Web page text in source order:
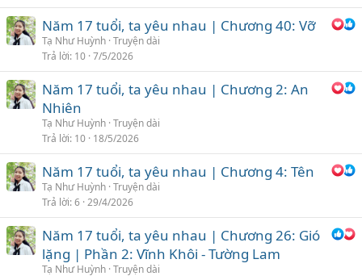
Năm 17 tuổi, ta yêu nhau | Chương 40: Vỡ
Tạ Như Huỳnh Truyện dài
Trả lời 10 7/5/2026
Năm 17 tuổi, ta yêu nhau | Chương 2: An
Nhiên
Tạ Như Huỳnh Truyện dài
Trả lời 10 18/5/2026
Năm 17 tuổi, ta yêu nhau | Chương 4: Tên
Tạ Như Huỳnh Truyện dài
Trả lời 6 29/4/2026
Năm 17 tuổi, ta yêu nhau | Chương 26: Gió
lặng | Phần 2: Vĩnh Khôi - Tường Lam
Tạ Như Huỳnh Truyện dài